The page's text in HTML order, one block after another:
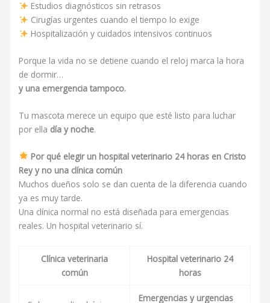
Estudios diagnósticos sin retrasos
Cirugías urgentes cuando el tiempo lo exige
Hospitalización y cuidados intensivos continuos
Porque la vida no se detiene cuando el reloj marca la hora
de dormir…
y una emergencia tampoco.
Tu mascota merece un equipo que esté listo para luchar
por ella día y noche.
Por qué elegir un hospital veterinario 24 horas en Cristo
Rey y no una clínica común
Muchos dueños solo se dan cuenta de la diferencia cuando
ya es muy tarde.
Una clínica normal no está diseñada para emergencias
reales. Un hospital veterinario sí.
Clínica veterinaria
común
Hospital veterinario 24
horas
Emergencias y urgencias